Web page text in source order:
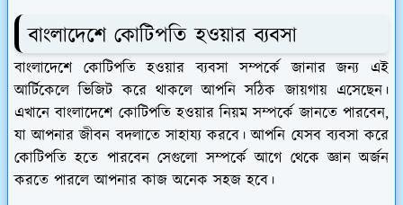
বাংলাদেশে কোটিপতি হওয়ার ব্যবসা
বাংলাদেশে কোটিপতি হওয়ার ব্যবসা সম্পর্কে জানার জন্য এই
আর্টিকেলে ভিজিট করে থাকলে আপনি সঠিক জায়গায় এসেছেন।
এখানে বাংলাদেশে কোটিপতি হওয়ার নিয়ম সম্পর্কে জানতে পারবেন,
যা আপনার জীবন বদলাতে সাহায্য করবে। আপনি যেসব ব্যবসা করে
কোটিপতি হতে পারবেন সেগুলো সম্পর্কে আগে থেকে জ্ঞান অর্জন
করতে পারলে আপনার কাজ অনেক সহজ হবে।